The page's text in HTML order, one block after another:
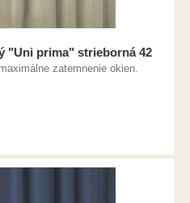
"Uni prima" strieborná 42
zatemnenie okien.